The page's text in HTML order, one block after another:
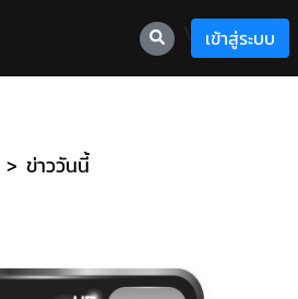
เข้าสู่ระบบ
ข่าววันนี้